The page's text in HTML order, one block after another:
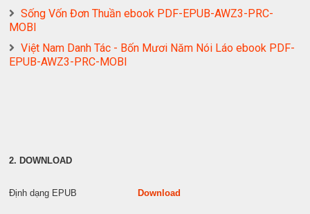
Sống Vốn Đơn Thuần ebook PDF-EPUB-AWZ3-PRC-
MOBI
Việt Nam Danh Tác - Bốn Mươi Năm Nói Láo ebook PDF-
EPUB-AWZ3-PRC-MOBI
2. DOWNLOAD
Định dạng EPUB Download